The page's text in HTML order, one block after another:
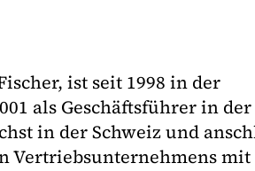
ist seit 1998 in der
als Geschäftsführer in der
in der Schweiz und
Vertriebsunternehmens mit